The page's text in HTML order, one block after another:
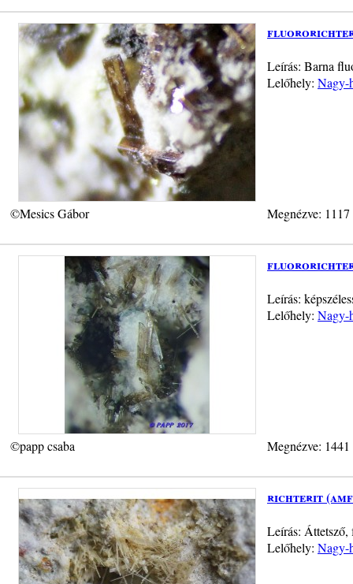
Leírás: Barna
Lelőhely: Nagy-
©Mesics Gábor Megnézve:
Leírás:
Lelőhely: Nagy-
©papp csaba Megnézve:
richterit
Leírás: Áttetsző,
Lelőhely: Nagy-